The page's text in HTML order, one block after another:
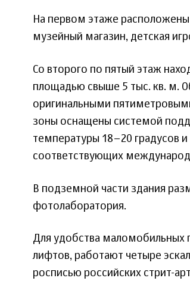
На первом этаже расположены
музейный магазин, детская
Со второго по пятый этаж
площадью свыше 5 тыс. кв. м.
оригинальными
зоны оснащены системой
температуры 18–20 градусов
соответствующих
В подземной части здания
фотолаборатория.
Для удобства маломобильных
лифтов, работают четыре
росписью российских стрит-